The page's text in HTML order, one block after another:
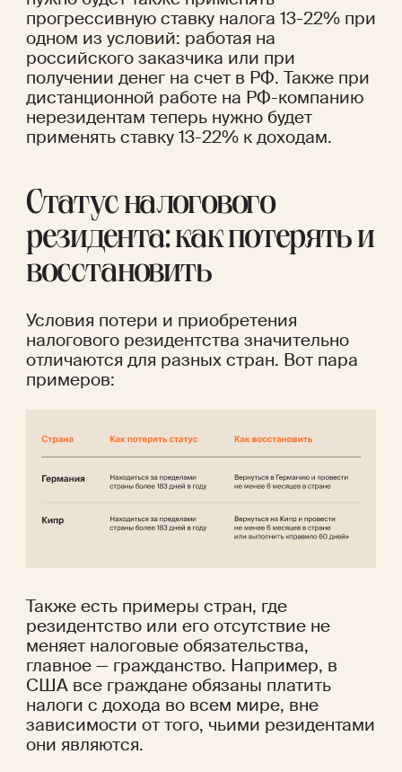
прогрессивную ставку налога 13-22% при
одном из условий: работая на
российского заказчика или при
получении денег на счет в РФ. Также при
дистанционной работе на РФ-компанию
нерезидентам теперь нужно будет
применять ставку 13-22% к доходам.
Статус налогового
резидента: как потерять и
восстановить
Условия потери и приобретения
налогового резидентства значительно
отличаются для разных стран. Вот пара
примеров:
Также есть примеры стран, где
резидентство или его отсутствие не
меняет налоговые обязательства,
главное — гражданство. Например, в
США все граждане обязаны платить
налоги с дохода во всем мире, вне
зависимости от того, чьими резидентами
они являются.